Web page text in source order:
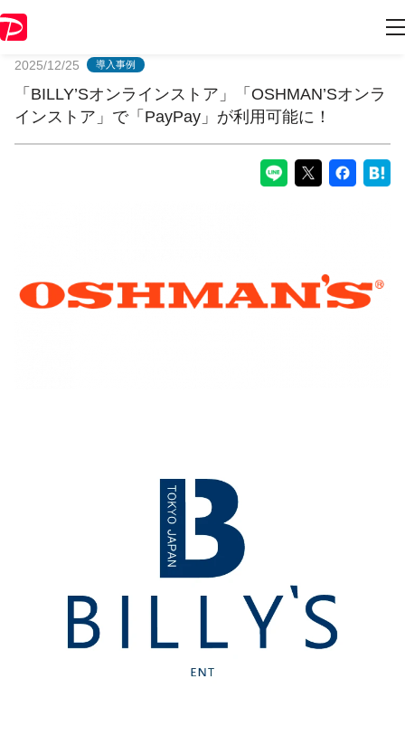
2025/12/25 導入事例
「BILLY’Sオンラインストア」「OSHMAN’Sオンラ
インストア」で「PayPay」が利用可能に！